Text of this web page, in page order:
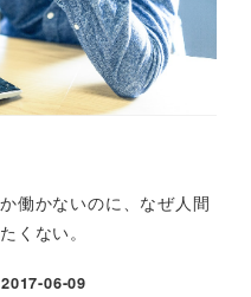
働かないのに、なぜ人間
くない。
2017-06-09